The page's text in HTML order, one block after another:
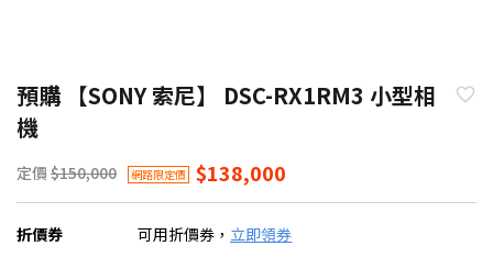
預購 【SONY 索尼】 DSC-RX1RM3 小型相
機
定價 $150,000 網路限定價 $138,000
折價券 可用折價券， 立即領券